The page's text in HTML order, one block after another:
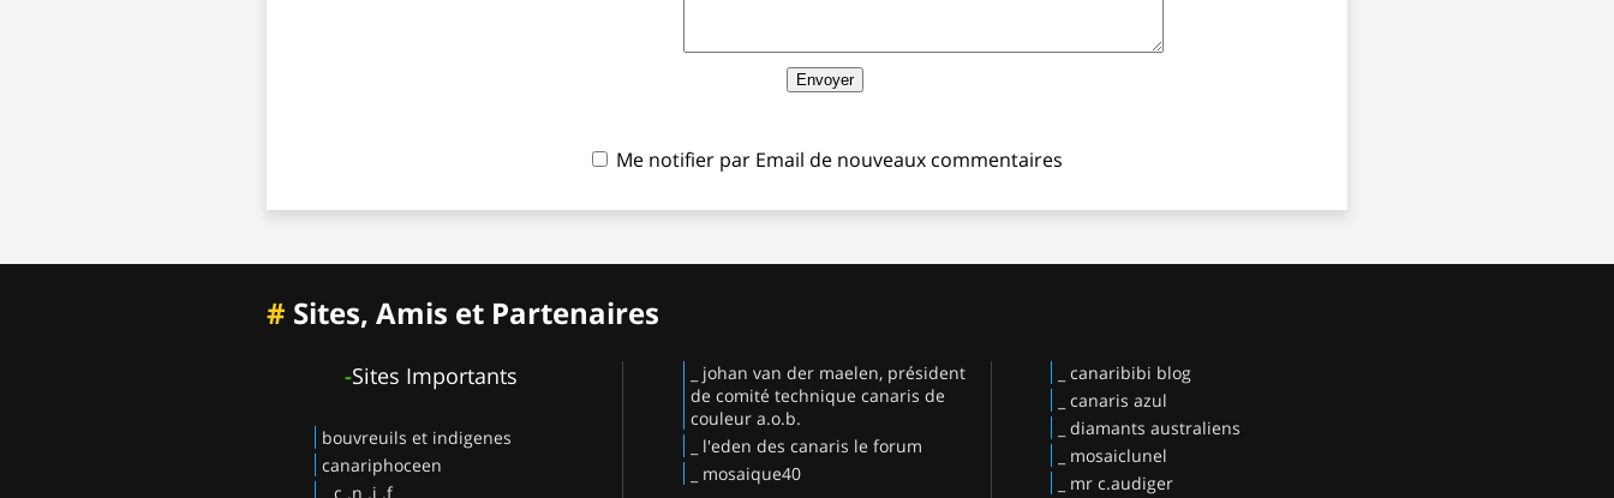
Me notifier par Email de nouveaux commentaires
# Sites, Amis et Partenaires
-Sites Importants
bouvreuils et indigenes
canariphoceen
_ c .n .j .f
_ johan van der maelen, président
de comité technique canaris de
couleur a.o.b.
_ l'eden des canaris le forum
_ mosaique40
_ canaribibi blog
_ canaris azul
_ diamants australiens
_ mosaiclunel
_ mr c.audiger